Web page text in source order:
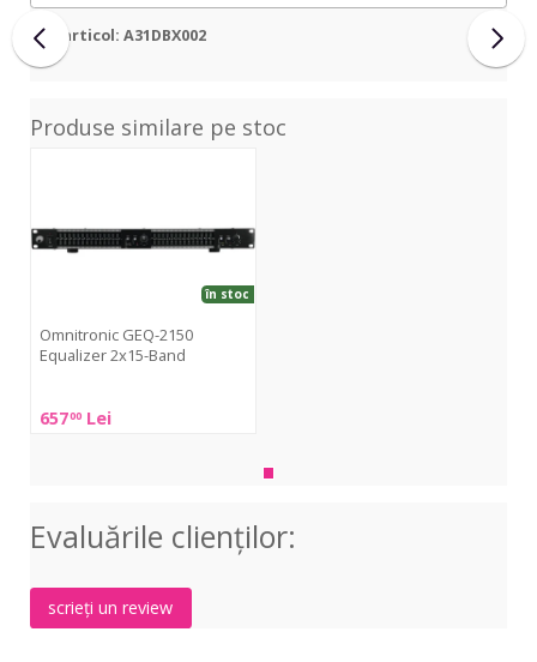
Cod articol: A31DBX002
Produse similare pe stoc
2x15-
Band
Omnitronic GEQ-2150
Equalizer 2x15-Band
65700 Lei
în stoc
GEQ-
Band
Evaluările clienţilor:
scrieți un review